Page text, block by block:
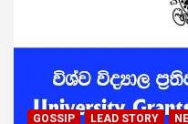
GOSSIP LEAD STORY